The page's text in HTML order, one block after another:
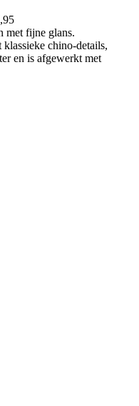
met fijne glans.
chino-details,
en is afgewerkt met